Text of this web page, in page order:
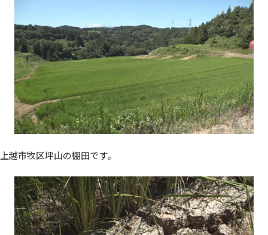
上越市牧区坪山の棚田です。